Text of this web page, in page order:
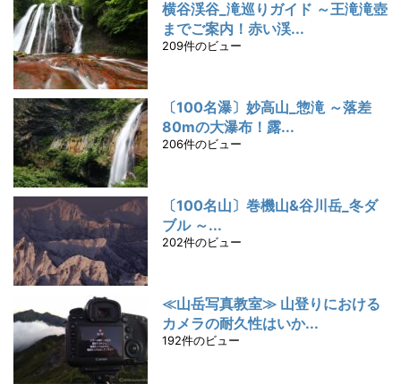
横谷渓谷_滝巡りガイド ～王滝滝壺
までご案内！赤い渓...
209件のビュー
〔100名瀑〕妙高山_惣滝 ～落差
80mの大瀑布！露...
206件のビュー
〔100名山〕巻機山&谷川岳_冬ダ
ブル ～...
202件のビュー
≪山岳写真教室≫ 山登りにおける
カメラの耐久性はいか...
192件のビュー